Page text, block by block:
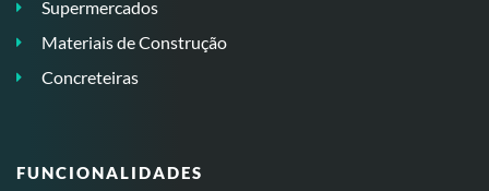
Supermercados
Materiais de Construção
Concreteiras
FUNCIONALIDADES